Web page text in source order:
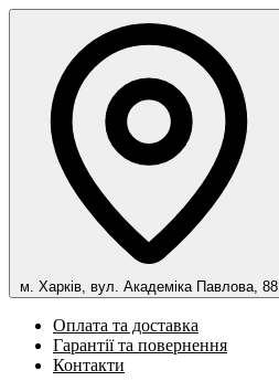
м. Харків, вул. Академіка Павлова, 88
Оплата та доставка
Гарантії та повернення
Контакти